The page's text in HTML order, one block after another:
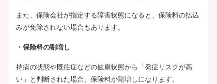
また、保険会社が指定する障害状態になると、保険料の払込
みが免除されない場合もあります。
・保険料の割増し
持病の状態や既往症などの健康状態から「発症リスクが高
い」と判断された場合、保険料が割増しになります。